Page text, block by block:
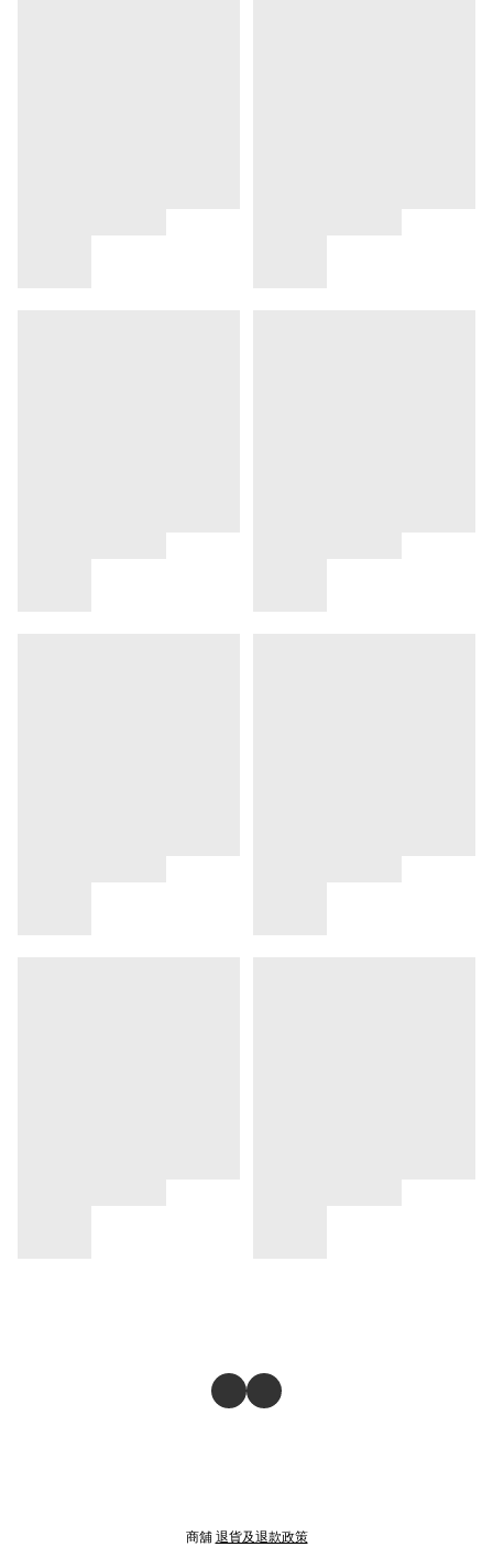
商舖退貨及退款政策